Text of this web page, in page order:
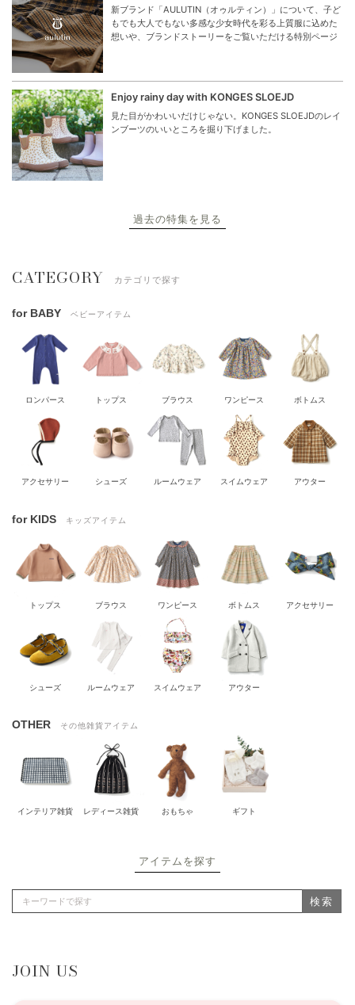
新ブランド「AULUTIN（オゥルティン）」について、子ど
もでも大人でもない多感な少女時代を彩る上質服に込めた
想いや、ブランドストーリーをご覧いただける特別ページ
Enjoy rainy day with KONGES SLOEJD
見た目がかわいいだけじゃない。KONGES SLOEJDのレイ
ンブーツのいいところを掘り下げました。
過去の特集を見る
CATEGORY カテゴリで探す
for BABY ベビーアイテム
ロンパース トップス ブラウス ワンピース ボトムス
アクセサリー シューズ ルームウェア スイムウェア アウター
for KIDS キッズアイテム
トップス ブラウス ワンピース ボトムス アクセサリー
シューズ ルームウェア スイムウェア アウター
OTHER その他雑貨アイテム
インテリア雑貨 レディース雑貨 おもちゃ ギフト
アイテムを探す
検索
JOIN US